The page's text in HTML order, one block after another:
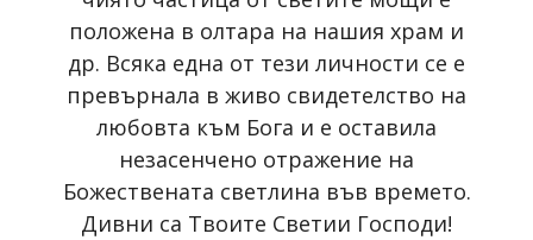
положена в олтара на нашия храм и
др. Всяка една от тези личности се е
превърнала в живо свидетелство на
любовта към Бога и е оставила
незасенчено отражение на
Божествената светлина във времето.
Дивни са Твоите Светии Господи!